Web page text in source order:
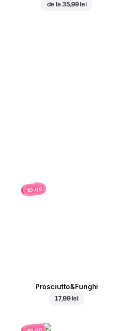
de la 35,99 lei
to go
Prosciutto&Funghi
17,99 lei